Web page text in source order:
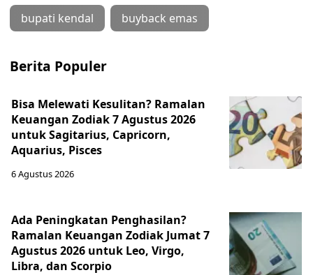
bupati kendal buyback emas
Berita Populer
Bisa Melewati Kesulitan? Ramalan
Keuangan Zodiak 7 Agustus 2026
untuk Sagitarius, Capricorn,
Aquarius, Pisces
6 Agustus 2026
Ada Peningkatan Penghasilan?
Ramalan Keuangan Zodiak Jumat 7
Agustus 2026 untuk Leo, Virgo,
Libra, dan Scorpio